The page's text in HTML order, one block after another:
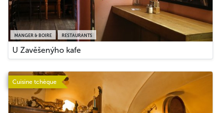
MANGER & BOIRE RESTAURANTS
U Zavěšenýho kafe
Cuisine tchèque